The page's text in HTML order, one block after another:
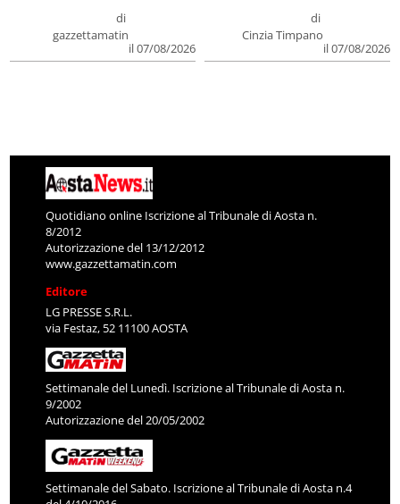
di
gazzettamatin
il 07/08/2026
di
Cinzia Timpano
il 07/08/2026
Quotidiano online Iscrizione al Tribunale di Aosta n.
8/2012
Autorizzazione del 13/12/2012
www.gazzettamatin.com
Editore
LG PRESSE S.R.L.
via Festaz, 52 11100 AOSTA
Settimanale del Lunedì. Iscrizione al Tribunale di Aosta n.
9/2002
Autorizzazione del 20/05/2002
Settimanale del Sabato. Iscrizione al Tribunale di Aosta n.4